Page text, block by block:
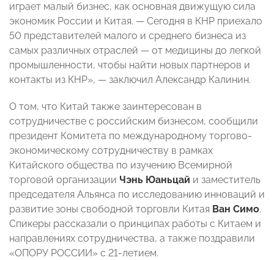
играет малый бизнес, как основная движущую сила
экономик России и Китая. — Сегодня в КНР приехало
50 представителей малого и среднего бизнеса из
самых различных отраслей — от медицины до легкой
промышленности, чтобы найти новых партнеров и
контакты из КНР», — заключил Александр Калинин.
О том, что Китай также заинтересован в
сотрудничестве с российским бизнесом, сообщили
президент Комитета по международному торгово-
экономическому сотрудничеству в рамках
Китайского общества по изучению Всемирной
торговой организации Чэнь Юаньцай и заместитель
председателя Альянса по исследованию инноваций и
развитие зоны свободной торговли Китая Ван Симо.
Спикеры рассказали о принципах работы с Китаем и
направлениях сотрудничества, а также поздравили
«ОПОРУ РОССИИ» с 21-летием.